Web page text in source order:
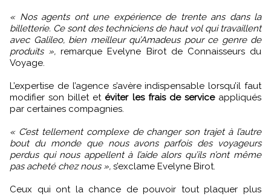
« Nos agents ont une expérience de trente ans dans la
billetterie. Ce sont des techniciens de haut vol qui travaillent
avec Galileo, bien meilleur qu’Amadeus pour ce genre de
produits », remarque Evelyne Birot de Connaisseurs du
Voyage.
L’expertise de l’agence s’avère indispensable lorsqu’il faut
modifier son billet et éviter les frais de serviceappliqués
par certaines compagnies.
« C’est tellement complexe de changer son trajet à l’autre
bout du monde que nous avons parfois des voyageurs
perdus qui nous appellent à l’aide alors qu’ils n’ont même
pas acheté chez nous », s’exclame Evelyne Birot.
Ceux qui ont la chance de pouvoir tout plaquer plus